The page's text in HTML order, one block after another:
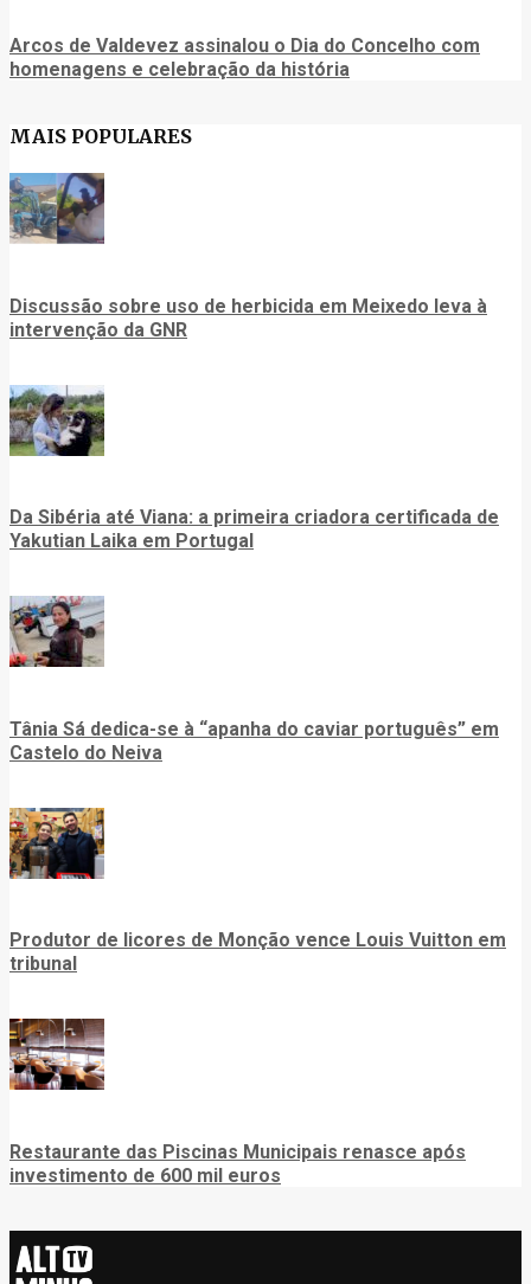
Arcos de Valdevez assinalou o Dia do Concelho com
homenagens e celebração da história
MAIS POPULARES
Discussão sobre uso de herbicida em Meixedo leva à
intervenção da GNR
Da Sibéria até Viana: a primeira criadora certificada de
Yakutian Laika em Portugal
Tânia Sá dedica-se à “apanha do caviar português” em
Castelo do Neiva
Produtor de licores de Monção vence Louis Vuitton em
tribunal
Restaurante das Piscinas Municipais renasce após
investimento de 600 mil euros